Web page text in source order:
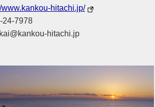
www.kankou-hitachi.jp/
24-7978
hitachi.jp